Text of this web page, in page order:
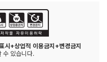
시+상업적 이용금지+변경금지
수 있습니다.